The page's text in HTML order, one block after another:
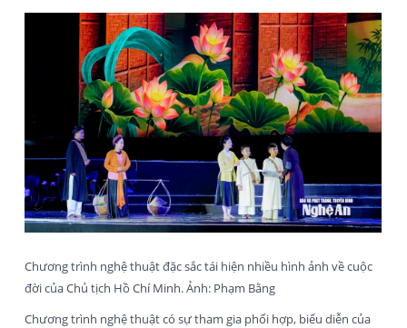
Chương trình nghệ thuật đặc sắc tái hiện nhiều hình ảnh về cuộc
đời của Chủ tịch Hồ Chí Minh. Ảnh: Phạm Bằng
Chương trình nghệ thuật có sự tham gia phối hợp, biểu diễn của